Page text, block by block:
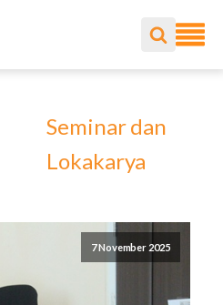
Seminar dan
Lokakarya
7 November 2025